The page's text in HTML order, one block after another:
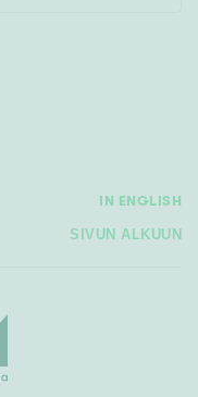
IN ENGLISH
SIVUN ALKUUN